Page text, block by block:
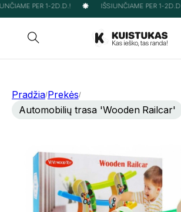
PER 1-2D.D.! IŠSIUNČIAME PER 1-2D.D.!
Pradžia/Prekės/
Automobilių trasa 'Wooden Railcar'